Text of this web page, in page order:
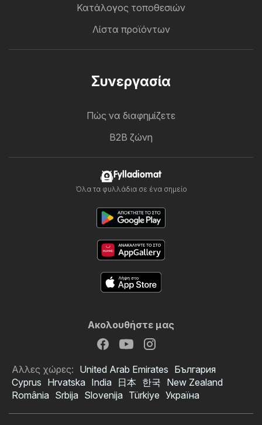
Κατάλογος τοποθεσιών
Λίστα προϊόντων
Συνεργασία
Πώς να διαφημίζετε
B2B ζώνη
Fylladiomat
Όλα τα φυλλάδια σε ένα σημείο
Ακολουθήστε μας
Αλλες χώρες: United Arab Emirates България
Cyprus Hrvatska India 日本 한국 New Zealand
România Srbija Slovenija Türkiye Україна